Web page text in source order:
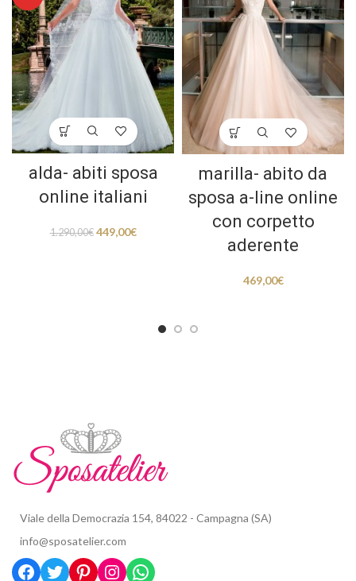
alda- abiti sposa
online italiani
1.290,00€ 449,00€
marilla- abito da
sposa a-line online
con corpetto
aderente
469,00€
Viale della Democrazia 154, 84022 - Campagna (SA)
info@sposatelier.com